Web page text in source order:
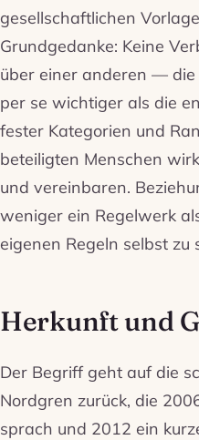
gesellschaftlichen
Grundgedanke: Keine
über einer anderen —
per se wichtiger als die
fester Kategorien und
beteiligten Menschen
und vereinbaren.
weniger ein Regelwerk
eigenen Regeln selbst zu
Herkunft und
Der Begriff geht auf die
Nordgren zurück, die
sprach und 2012 ein